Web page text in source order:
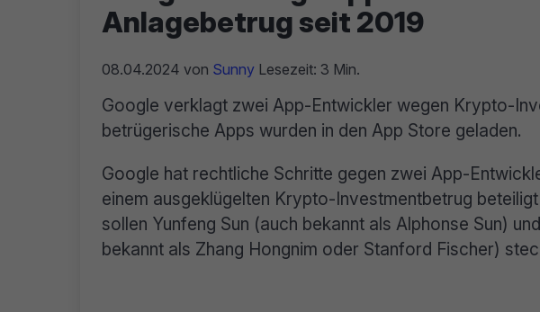
Anlagebetrug seit 2019
08.04.2024 von Sunny Lesezeit: 3 Min.
Google verklagt zwei App-Entwickler wegen Krypto-
betrügerische Apps wurden in den App Store geladen.
Google hat rechtliche Schritte gegen zwei App-
einem ausgeklügelten Krypto-Investmentbetrug
sollen Yunfeng Sun (auch bekannt als Alphonse Sun)
bekannt als Zhang Hongnim oder Stanford Fischer)